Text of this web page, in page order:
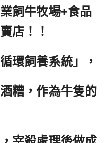
飼牛牧場+食品
店！！
環飼養系統」，
糟，作為牛隻的